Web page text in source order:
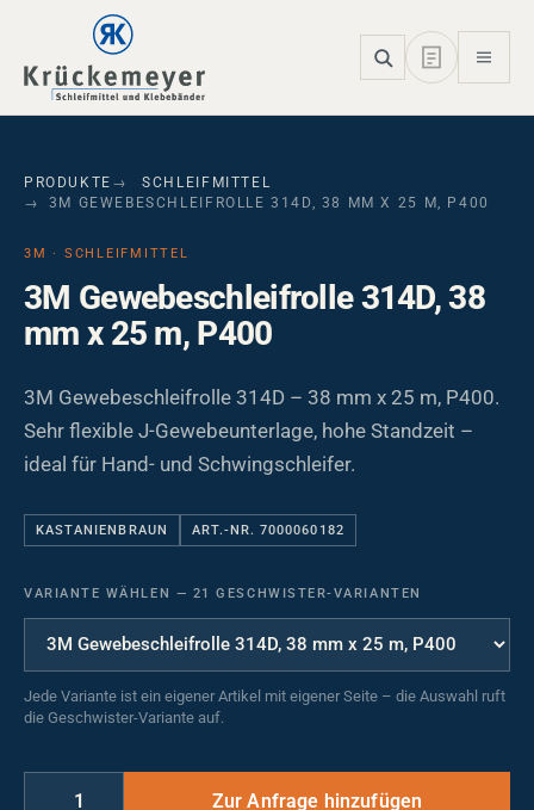
Skip to main navigation
Skip to main content
Skip to page footer
PRODUKTE
SCHLEIFMITTEL
3M GEWEBESCHLEIFROLLE 314D, 38 MM X 25 M, P400
3M · SCHLEIFMITTEL
3M Gewebeschleifrolle 314D, 38
mm x 25 m, P400
3M Gewebeschleifrolle 314D – 38 mm x 25 m, P400.
Sehr flexible J-Gewebeunterlage, hohe Standzeit –
ideal für Hand- und Schwingschleifer.
KASTANIENBRAUN ART.-NR. 7000060182
VARIANTE WÄHLEN — 21 GESCHWISTER-VARIANTEN
Jede Variante ist ein eigener Artikel mit eigener Seite – die Auswahl ruft
die Geschwister-Variante auf.